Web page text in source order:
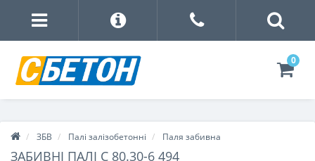
0
ЗБВ Палі залізобетонні Паля забивна
ЗАБИВНІ ПАЛІ С 80.30-6 494